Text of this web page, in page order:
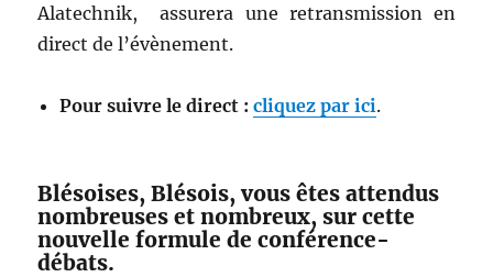
Alatechnik, assurera une retransmission en
direct de l’évènement.
Pour suivre le direct :cliquez par ici.
Blésoises, Blésois, vous êtes attendus
nombreuses et nombreux, sur cette
nouvelle formule de conférence-
débats.